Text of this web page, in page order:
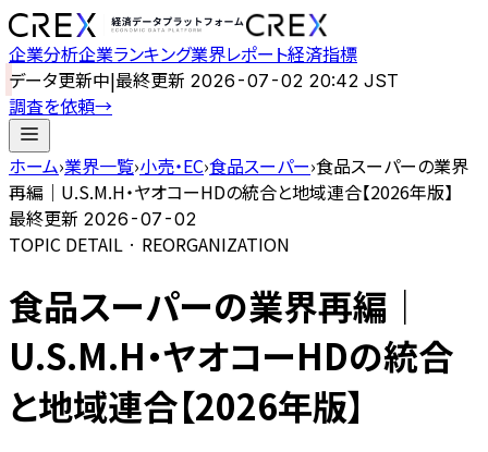
企業分析企業ランキング業界レポート経済指標
データ更新中|最終更新 2026-07-02 20:42 JST
調査を依頼→
ホーム›業界一覧›小売・EC›食品スーパー›食品スーパーの業界
再編｜U.S.M.H・ヤオコーHDの統合と地域連合【2026年版】
最終更新 2026-07-02
TOPIC DETAIL · REORGANIZATION
食品スーパーの業界再編｜
U.S.M.H・ヤオコーHDの統合
と地域連合【2026年版】